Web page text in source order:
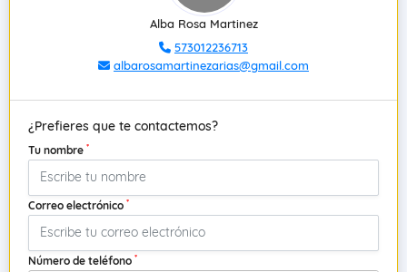
Alba Rosa Martinez
573012236713
albarosamartinezarias@gmail.com
¿Prefieres que te contactemos?
Tu nombre *
Correo electrónico *
Número de teléfono *